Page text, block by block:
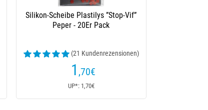
Silikon-Scheibe Plastilys ”Stop-Vif”
Peper - 20Er Pack
(21 Kundenrezensionen)
1 ,70€
UP*: 1,70€